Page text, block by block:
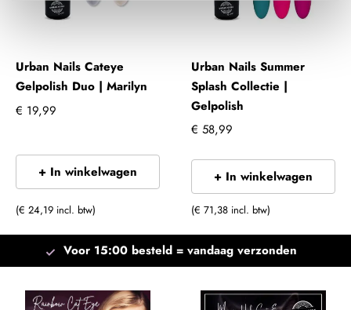
Urban Nails Cateye
Gelpolish Duo | Marilyn
€ 19,99
+ In winkelwagen
(€ 24,19 incl. btw)
Urban Nails Summer
Splash Collectie |
Gelpolish
€ 58,99
+ In winkelwagen
(€ 71,38 incl. btw)
Voor 15:00 besteld = vandaag verzonden